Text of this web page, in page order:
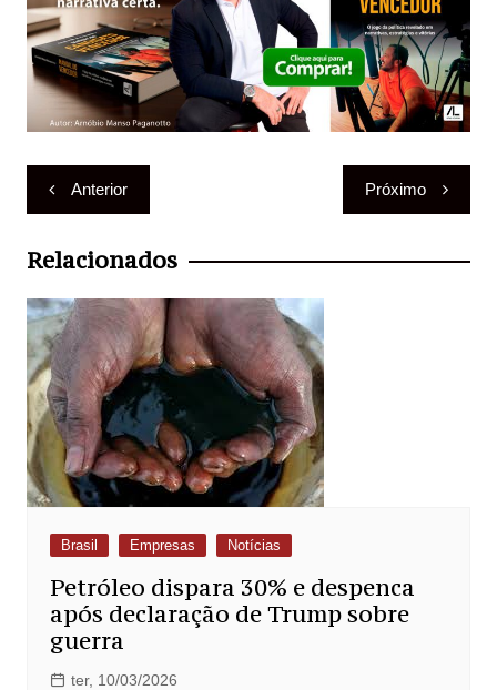
A
p
p
b
o
o
k
Navegação
de
Post
Anterior Próximo
Relacionados
Brasil Empresas Notícias
Petróleo dispara 30% e despenca
após declaração de Trump sobre
guerra
ter, 10/03/2026